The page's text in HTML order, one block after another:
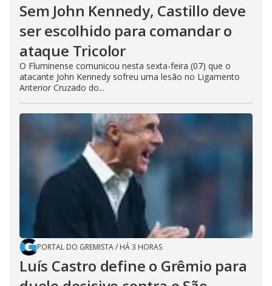
Sem John Kennedy, Castillo deve
ser escolhido para comandar o
ataque Tricolor
O Fluminense comunicou nesta sexta-feira (07) que o
atacante John Kennedy sofreu uma lesão no Ligamento
Anterior Cruzado do...
PORTAL DO GREMISTA/ HÁ 3 HORAS
Luís Castro define o Grêmio para